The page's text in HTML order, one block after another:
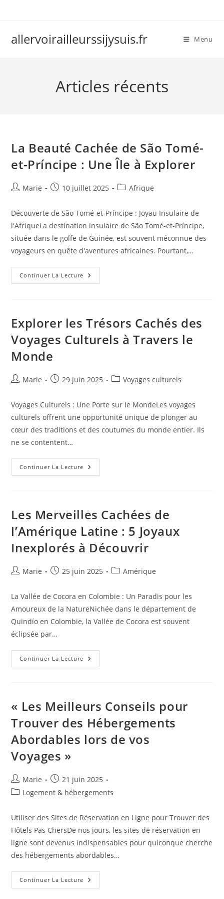
allervoirailleurssijysuis.fr Menu
Articles récents
La Beauté Cachée de São Tomé-
et-Príncipe : Une Île à Explorer
Auteur/autrice
la
publication :
Marie
Publication
10 juillet 2025
PostAfrique
Découverte de São Tomé-et-Príncipe : Joyau Insulaire de
l'AfriqueLa destination insulaire de São Tomé-et-Príncipe,
située dans le golfe de Guinée, est souvent méconnue des
voyageurs en quête d'aventures africaines. Pourtant,…
Continuer La Lecture La
Beauté
Et-
Príncipe
Une
Île
Explorer les Trésors Cachés des
Voyages Culturels à Travers le
Monde
Auteur/autrice
la
publication :
Marie
Publication
29 juin 2025
PostVoyages culturels
Voyages Culturels : Une Porte sur le MondeLes voyages
culturels offrent une opportunité unique de plonger au
cœur des traditions et des coutumes du monde entier. Ils
ne se contentent…
Continuer La Lecture Explorer
Les
Culturels
À
Le
Monde
Les Merveilles Cachées de
l’Amérique Latine : 5 Joyaux
Inexplorés à Découvrir
Auteur/autrice
la
publication :
Marie
Publication
25 juin 2025
PostAmérique
La Vallée de Cocora en Colombie : Un Paradis pour les
Amoureux de la NatureNichée dans le département de
Quindío en Colombie, la Vallée de Cocora est souvent
éclipsée par…
Continuer La Lecture Les
Merveilles
5
Inexplorés
À
Découvrir
« Les Meilleurs Conseils pour
Trouver des Hébergements
Abordables lors de vos
Voyages »
Auteur/autrice
de
Marie
Publication
publiée :
21 juin 2025
PostLogement & hébergements
Utiliser des Sites de Réservation en Ligne pour Trouver des
Hôtels Pas ChersDe nos jours, les sites de réservation en
ligne sont devenus indispensables pour quiconque cherche
des hébergements abordables…
Continuer La Lecture « Les
Meilleurs